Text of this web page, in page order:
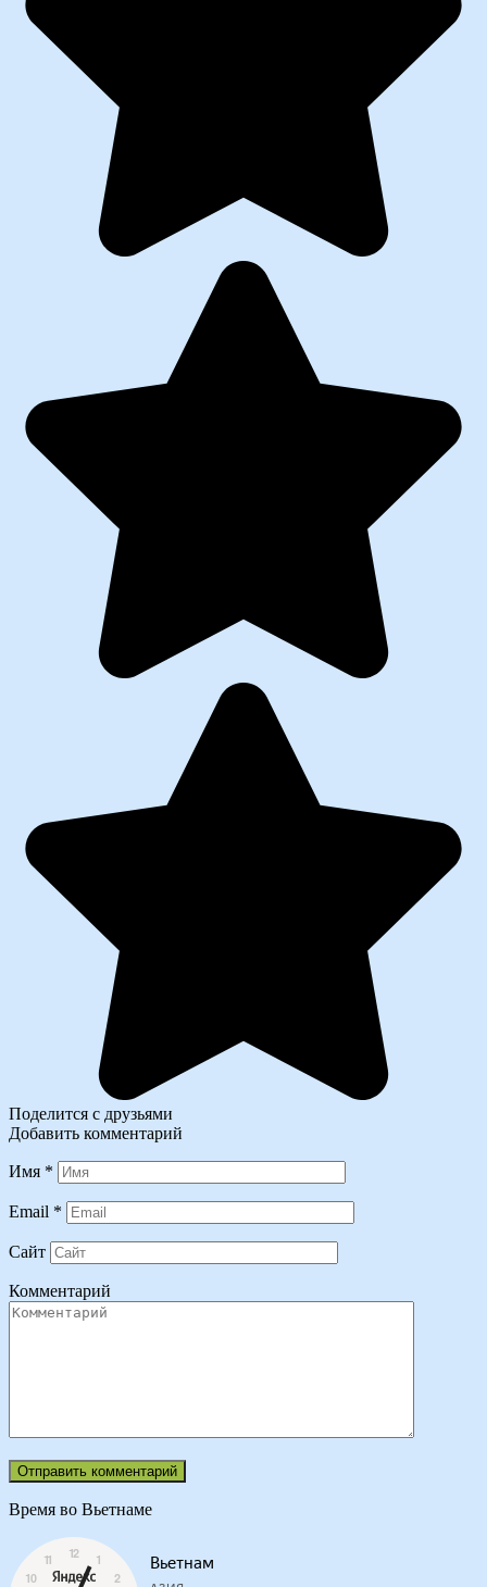
Поделится с друзьями
Добавить комментарий
Имя *
Email *
Сайт
Комментарий
Время во Вьетнаме